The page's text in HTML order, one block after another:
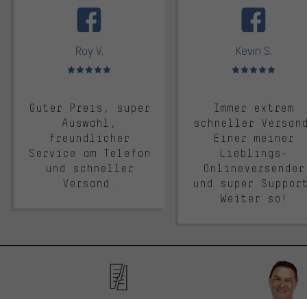
Roy V.
Bewertungen: 5 von 5
Guter Preis, super
Auswahl,
freundlicher
Service am Telefon
und schneller
Versand.
Kevin S.
Bewertungen: 5 von 5
Immer extrem
schneller
Einer meiner
Lieblings-
Onlineversender
und super
Weiter so!